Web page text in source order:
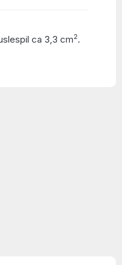
ca 3,3 cm2.